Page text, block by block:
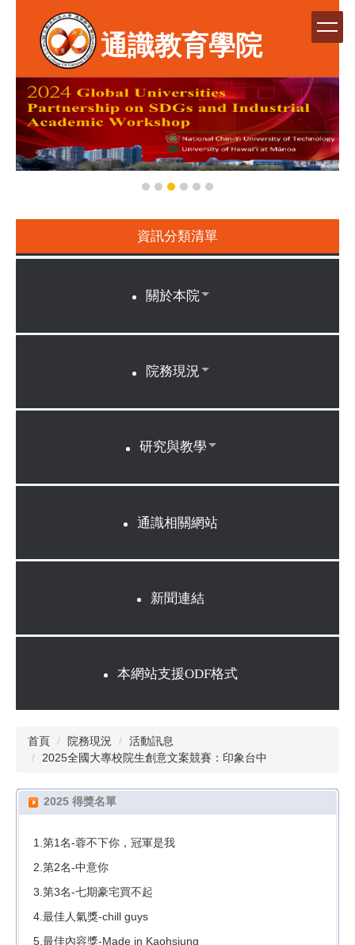
內
通識教育學院
資訊分類清單
關於本院
院務現況
研究與教學
通識相關網站
新聞連結
本網站支援ODF格式
首頁 院務現況
活動訊息
2025全國大專校院生創意文案競賽：印象台中
2025 得獎名單
1.第1名-蓉不下你，冠軍是我
2.第2名-中意你
3.第3名-七期豪宅買不起
4.最佳人氣獎-chill guys
5.最佳內容獎-Made in Kaohsiung